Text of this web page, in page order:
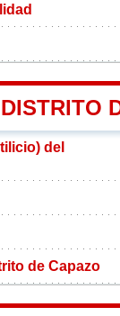
del
de Capazo